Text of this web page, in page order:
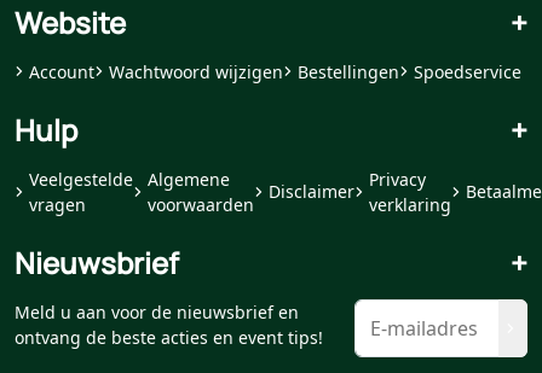
Website +
Account Wachtwoord wijzigen Bestellingen Spoedservice
Hulp +
Veelgestelde
vragen
Algemene
voorwaarden
Disclaimer
Privacy
verklaring
Nieuwsbrief +
Meld u aan voor de nieuwsbrief en
ontvang de beste acties en event tips!